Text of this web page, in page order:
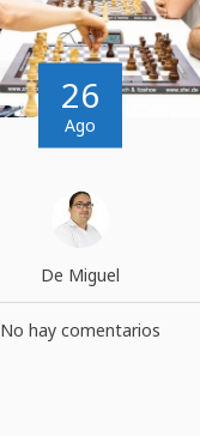
26
Ago
De Miguel
No hay comentarios